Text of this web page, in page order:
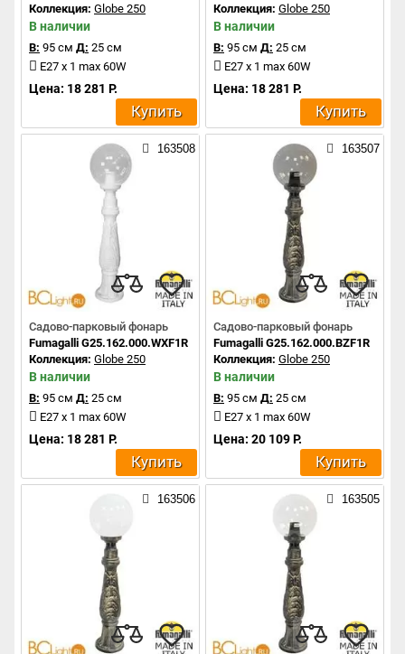
Коллекция: Globe 250
В наличии
В: 95 см Д: 25 см
E27 x 1 max 60W
Цена: 18 281 Р.
Купить
Коллекция: Globe 250
В наличии
В: 95 см Д: 25 см
E27 x 1 max 60W
Цена: 18 281 Р.
Купить
163508
Садово-парковый фонарь
Fumagalli G25.162.000.WXF1R
Коллекция: Globe 250
В наличии
В: 95 см Д: 25 см
E27 x 1 max 60W
Цена: 18 281 Р.
Купить
163507
Садово-парковый фонарь
Fumagalli G25.162.000.BZF1R
Коллекция: Globe 250
В наличии
В: 95 см Д: 25 см
E27 x 1 max 60W
Цена: 20 109 Р.
Купить
163506 163505